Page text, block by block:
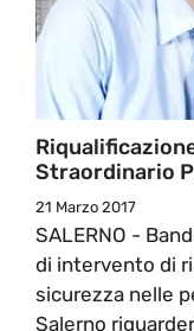
Straordinario
21 Marzo 2017
SALERNO -
di intervento di
sicurezza nelle
Salerno